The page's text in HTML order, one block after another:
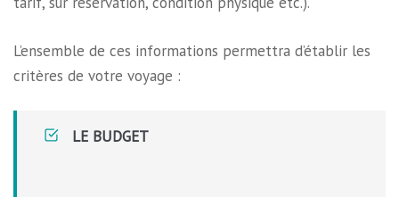
L’ensemble de ces informations permettra d’établir les
critères de votre voyage :
LE BUDGET